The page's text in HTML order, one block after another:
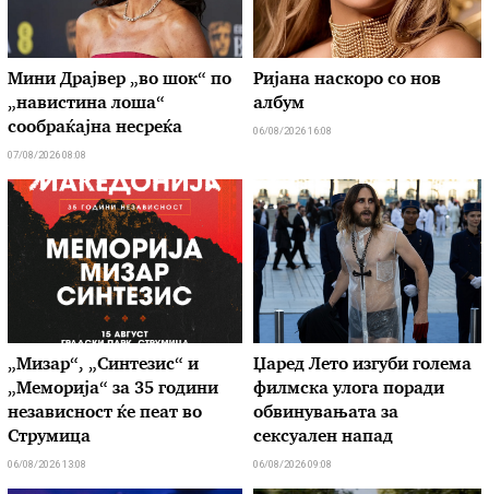
Мини Драјвер „во шок“ по
„навистина лоша“
сообраќајна несреќа
07/08/2026 08:08
Ријана наскоро со нов
албум
06/08/2026 16:08
„Мизар“, „Синтезис“ и
„Меморија“ за 35 години
независност ќе пеат во
Струмица
06/08/2026 13:08
Џаред Лето изгуби голема
филмска улога поради
обвинувањата за
сексуален напад
06/08/2026 09:08